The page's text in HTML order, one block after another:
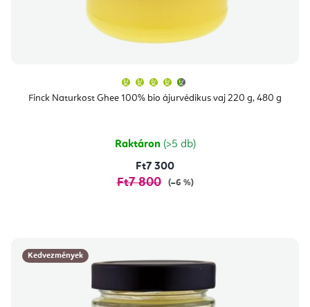
Finck Naturkost Ghee 100% bio ájurvédikus vaj 220 g, 480 g
átlagos
értékelése
csillag.
Raktáron (>5 db)
Ft7 300
Ft7 800 (–6 %)
Kedvezmények